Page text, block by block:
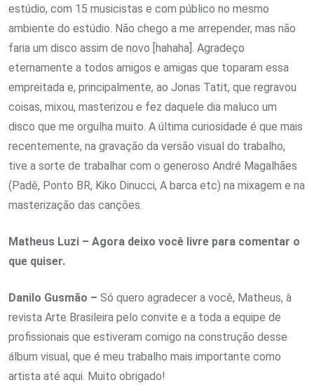
estúdio, com 15 musicistas e com público no mesmo
ambiente do estúdio. Não chego a me arrepender, mas não
faria um disco assim de novo [hahaha]. Agradeço
eternamente a todos amigos e amigas que toparam essa
empreitada e, principalmente, ao Jonas Tatit, que regravou
coisas, mixou, masterizou e fez daquele dia maluco um
disco que me orgulha muito. A última curiosidade é que mais
recentemente, na gravação da versão visual do trabalho,
tive a sorte de trabalhar com o generoso André Magalhães
(Padê, Ponto BR, Kiko Dinucci, A barca etc) na mixagem e na
masterização das canções.
Matheus Luzi – Agora deixo você livre para comentar o
que quiser.
Danilo Gusmão – Só quero agradecer a você, Matheus, à
revista Arte Brasileira pelo convite e a toda a equipe de
profissionais que estiveram comigo na construção desse
álbum visual, que é meu trabalho mais importante como
artista até aqui. Muito obrigado!